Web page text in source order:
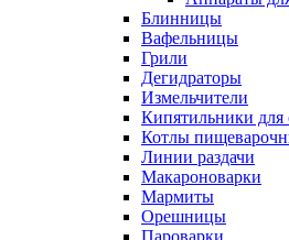
Блинницы
Вафельницы
Грили
Дегидраторы
Измельчители
Кипятильники для
Котлы
Линии раздачи
Макароноварки
Мармиты
Орешницы
Пароварки